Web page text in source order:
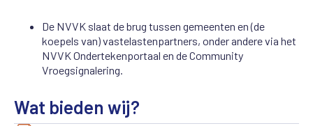
De NVVK slaat de brug tussen gemeenten en (de
koepels van) vastelastenpartners, onder andere via het
NVVK Ondertekenportaal en de Community
Vroegsignalering.
Wat bieden wij?